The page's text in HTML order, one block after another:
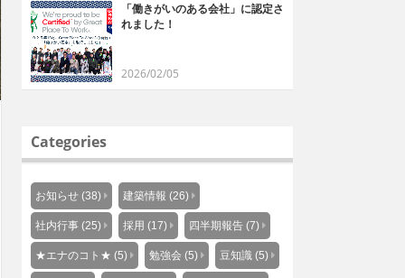
「働きがいのある会社」に認定さ
れました！
2026/02/05
Categories
お知らせ (38) 建築情報 (26)
社内行事 (25) 採用 (17) 四半期報告 (7)
★エナのコト★ (5) 勉強会 (5) 豆知識 (5)